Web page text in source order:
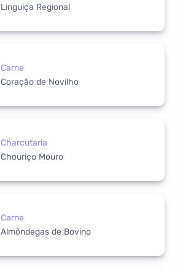
Linguiça Regional
Carne
Coração de Novilho
Charcutaria
Chouriço Mouro
Carne
Almôndegas de Bovino